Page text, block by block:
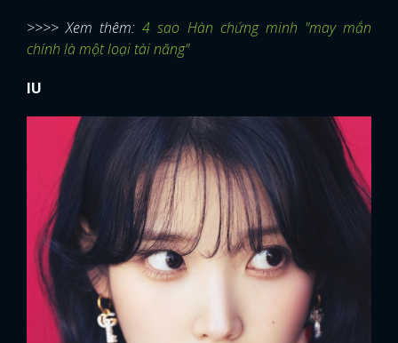
>>>> Xem thêm:4 sao Hàn chứng minh "may mắn
chính là một loại tài năng"
IU